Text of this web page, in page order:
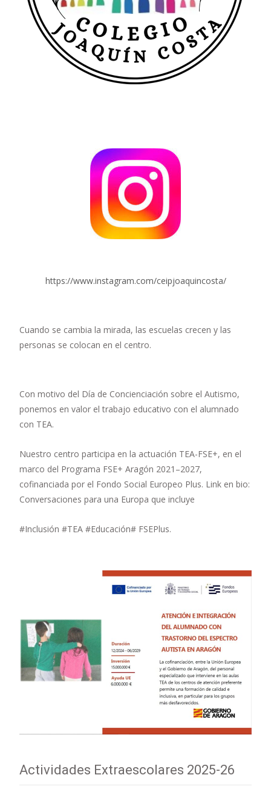
https://www.instagram.com/ceipjoaquincosta/
Cuando se cambia la mirada, las escuelas crecen y las
personas se colocan en el centro.
Con motivo del Día de Concienciación sobre el Autismo,
ponemos en valor el trabajo educativo con el alumnado
con TEA.
Nuestro centro participa en la actuación TEA-FSE+, en el
marco del Programa FSE+ Aragón 2021–2027,
cofinanciada por el Fondo Social Europeo Plus. Link en bio:
Conversaciones para una Europa que incluye
#Inclusión #TEA #Educación# FSEPlus.
Actividades Extraescolares 2025-26